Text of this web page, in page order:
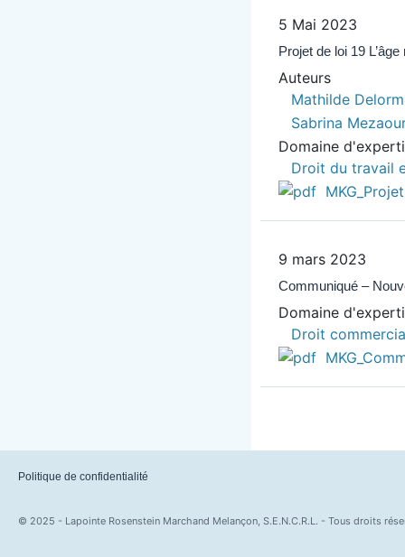
5 Mai 2023
Projet de loi 19
Auteurs
Mathilde
Sabrina
Domaine
Droit du travail
9 mars 2023
Communiqué –
Domaine
Droit
Politique de confidentialité
© 2025 - Lapointe Rosenstein Marchand Melançon, S.E.N.C.R.L. - Tous droits